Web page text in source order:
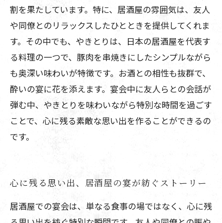
割を果たしています。特に、居酒屋の雰囲気は、友人
や同僚とのリラックスしたひとときを提供してくれま
す。その中でも、やきとりは、日本の居酒屋を代表す
る料理の一つで、豚肉を串焼きにしたシンプルながら
も奥深い味わいが特徴です。お酒との相性も抜群で、
酔いの宴に花を添えます。宴会中に友人らとの会話が
弾む中、やきとりを味わいながら特別な時間を過ごす
ことで、心に残る素敵な思い出を作ることができるの
です。
心に残る思い出、居酒屋の宴が紡ぐストーリー
居酒屋での宴会は、単なる食事の場ではなく、心に残